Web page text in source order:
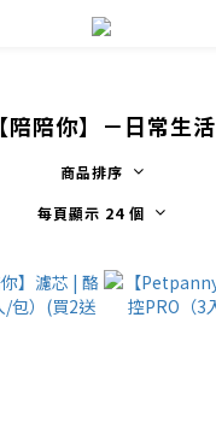
【陪陪你】－日常生活
商品排序
每頁顯示 24 個